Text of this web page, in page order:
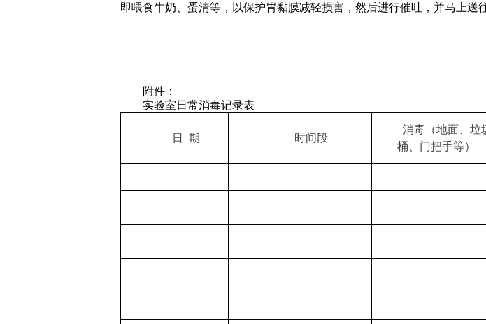
即喂食牛奶、蛋清等，以保护胃黏膜减轻损害，然后进行催吐，并马上送
附件：
实验室日常消毒记录表
日 期 时间段
消毒（地面、垃
桶、门把手等）